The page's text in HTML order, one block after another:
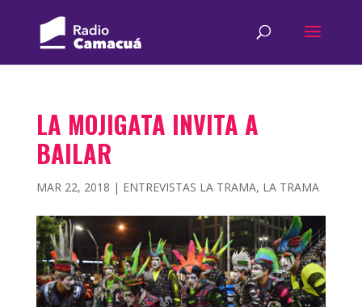
LA MOJIGATA INVITA A
BAILAR
MAR 22, 2018 | ENTREVISTAS LA TRAMA, LA TRAMA